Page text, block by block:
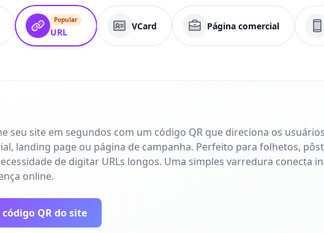
Popular
URL
VCard Página comercial
seu site em segundos com um código QR que direciona os
landing page ou página de campanha. Perfeito para folhetos,
de digitar URLs longos. Uma simples varredura conecta
online.
QR do site